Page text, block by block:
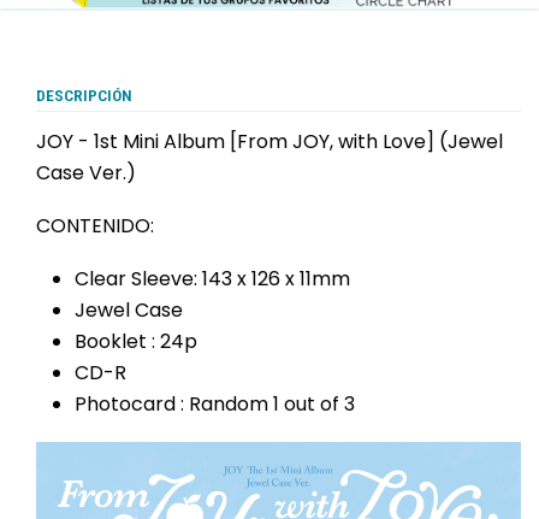
DESCRIPCIÓN
JOY - 1st Mini Album [From JOY, with Love] (Jewel
Case Ver.)
CONTENIDO:
Clear Sleeve: 143 x 126 x 11mm
Jewel Case
Booklet : 24p
CD-R
Photocard : Random 1 out of 3